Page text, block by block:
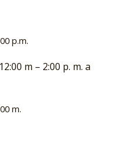
p.m.
m – 2:00 p. m. a
m.